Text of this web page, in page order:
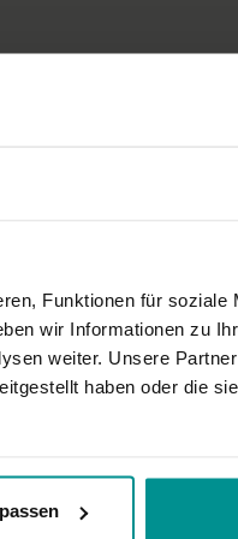
Funktionen für soziale
wir Informationen zu
weiter. Unsere
haben oder die
war sehr schön und
persönlich nicht gebraucht,